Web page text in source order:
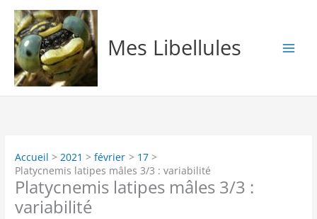
Aller
contenu
Mes Libellules
Accueil 2021 février
17
Platycnemis latipes mâles 3/3 : variabilité
Platycnemis latipes mâles 3/3 :
variabilité